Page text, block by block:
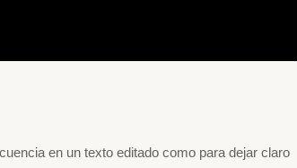
en un texto editado como para dejar claro